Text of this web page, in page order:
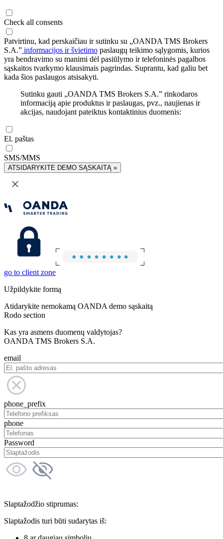
Check all consents
Patvirtinu, kad perskaičiau ir sutinku su „OANDA TMS Brokers
S.A.” informacijos ir švietimo paslaugų teikimo sąlygomis, kurios
yra bendravimo su manimi dėl pasiūlymo ir telefoninės pagalbos
sąskaitos tvarkymo klausimais pagrindas. Suprantu, kad galiu bet
kada šios paslaugos atsisakyti.
Sutinku gauti „OANDA TMS Brokers S.A.” rinkodaros
informaciją apie produktus ir paslaugas, pvz., naujienas ir
akcijas, naudojant pateiktus kontaktinius duomenis:
El. paštas
SMS/MMS
ATSIDARYKITE DEMO SĄSKAITĄ »
go to client zone
Užpildykite formą
Atidarykite nemokamą OANDA demo sąskaitą
Rodo section
Kas yra asmens duomenų valdytojas?
OANDA TMS Brokers S.A.
email
phone_prefix
phone
Password
Slaptažodžio stiprumas:
Slaptažodis turi būti sudarytas iš: